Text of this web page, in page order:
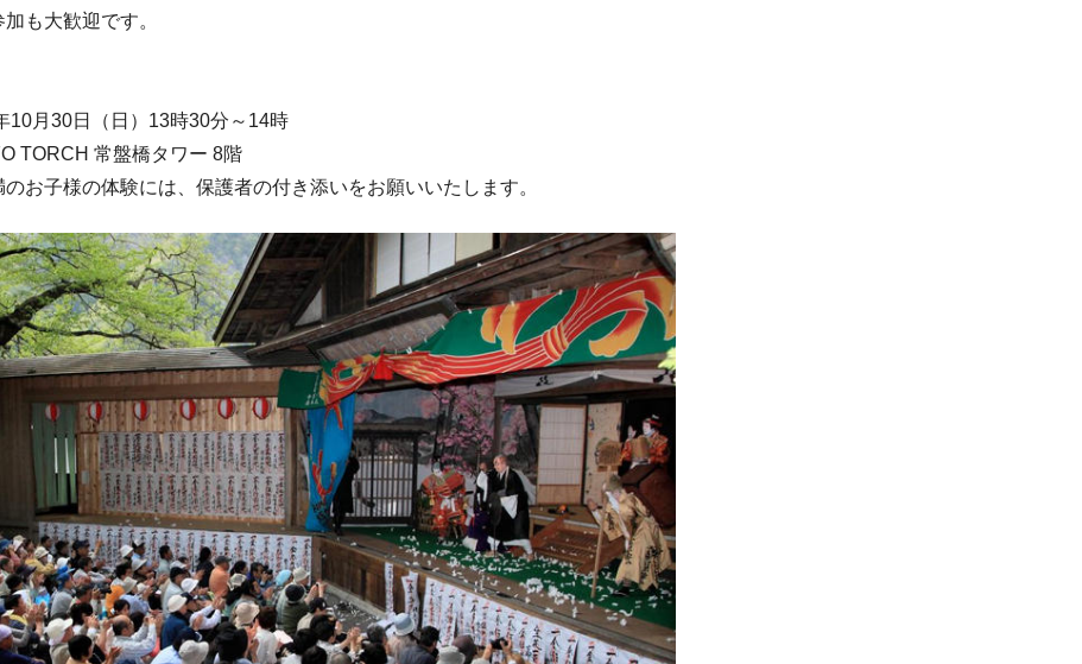
も大歓迎です。
10月30日（日）13時30分～14時
TORCH 常盤橋タワー 8階
お子様の体験には、保護者の付き添いをお願いいたします。